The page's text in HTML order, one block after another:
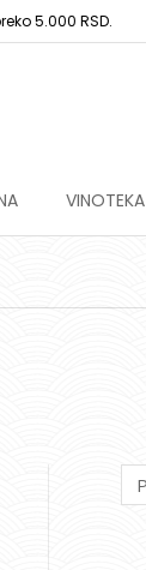
5.000 RSD.
VINOTEKA